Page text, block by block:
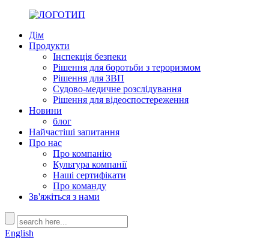
Дім
Продукти
Інспекція безпеки
Рішення для боротьби з тероризмом
Рішення для ЗВП
Судово-медичне розслідування
Рішення для відеоспостереження
Новини
блог
Найчастіші запитання
Про нас
Про компанію
Культура компанії
Наші сертифікати
Про команду
Зв'яжіться з нами
English